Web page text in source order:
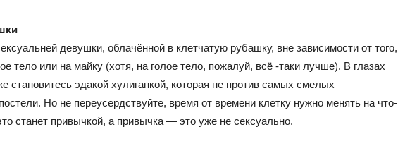
девушки, облачённой в клетчатую рубашку, вне зависимости от того,
тело или на майку (хотя, на голое тело, пожалуй, всё -таки лучше). В глазах
становитесь эдакой хулиганкой, которая не против самых смелых
Но не переусердствуйте, время от времени клетку нужно менять на что-
станет привычкой, а привычка — это уже не сексуально.